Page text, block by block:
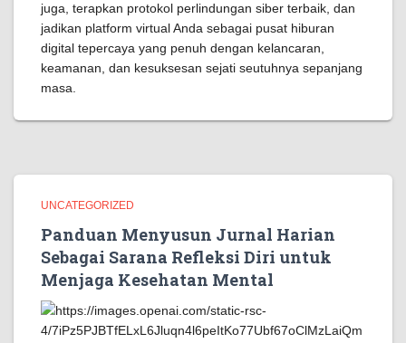
juga, terapkan protokol perlindungan siber terbaik, dan
jadikan platform virtual Anda sebagai pusat hiburan
digital tepercaya yang penuh dengan kelancaran,
keamanan, dan kesuksesan sejati seutuhnya sepanjang
masa.
UNCATEGORIZED
Panduan Menyusun Jurnal Harian
Sebagai Sarana Refleksi Diri untuk
Menjaga Kesehatan Mental